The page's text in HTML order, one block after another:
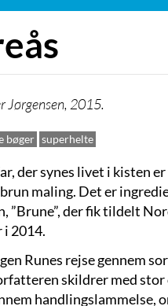
Jørgensen, 2015.
bøger superhelte
der synes livet i kisten
maling. Det er
”Brune”, der fik tildelt
2014.
Runes rejse gennem
skildrer med
handlingslammelse,